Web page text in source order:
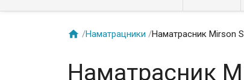
 /Наматрацники /Наматрасник Mirson
Наматрасник